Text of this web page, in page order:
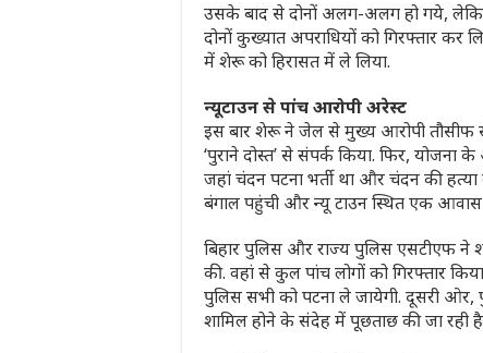
उसके बाद से दोनों अलग-अलग हो गये,
दोनों कुख्यात अपराधियों को गिरफ्तार
में शेरू को हिरासत में ले लिया.
न्यूटाउन से पांच आरोपी अरेस्ट
इस बार शेरू ने जेल से मुख्य आरोपी तौसीफ
‘पुराने दोस्त’ से संपर्क किया. फिर,
जहां चंदन पटना भर्ती था और चंदन की
बंगाल पहुंची और न्यू टाउन स्थित एक आवास
बिहार पुलिस और राज्य पुलिस एसटीएफ ने
की. वहां से कुल पांच लोगों को गिरफ्तार
पुलिस सभी को पटना ले जायेगी. दूसरी ओर,
शामिल होने के संदेह में पूछताछ की जा रही